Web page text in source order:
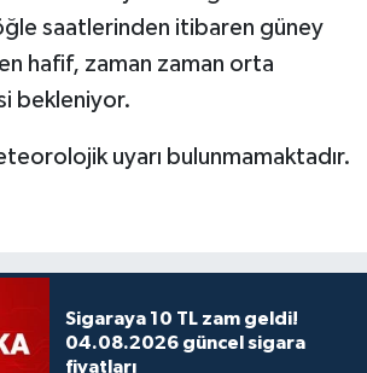
saatlerinden itibaren güney
hafif, zaman zaman orta
bekleniyor.
uyarı bulunmamaktadır.
Sigaraya 10 TL zam geldi!
04.08.2026 güncel sigara
fiyatları